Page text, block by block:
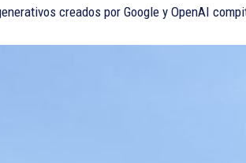
creados por Google y OpenAI